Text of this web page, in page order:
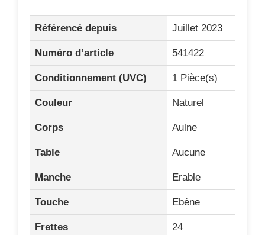
Référencé depuis Juillet 2023
Numéro d’article 541422
Conditionnement (UVC) 1 Pièce(s)
Couleur Naturel
Corps Aulne
Table Aucune
Manche Erable
Touche Ebène
Frettes 24